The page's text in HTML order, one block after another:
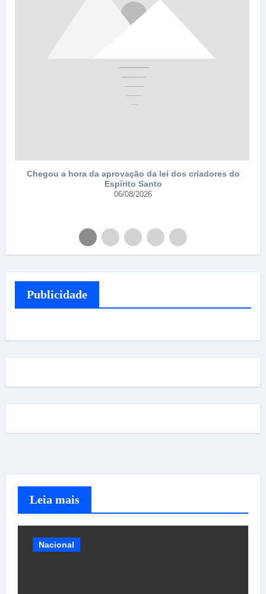
Chegou a hora da aprovação da lei dos criadores do
Espírito Santo
06/08/2026
Publicidade
Leia mais
Nacional